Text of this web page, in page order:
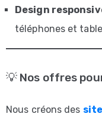
Case
404
Design
téléphones et
💡 Nos offres
Nous créons des